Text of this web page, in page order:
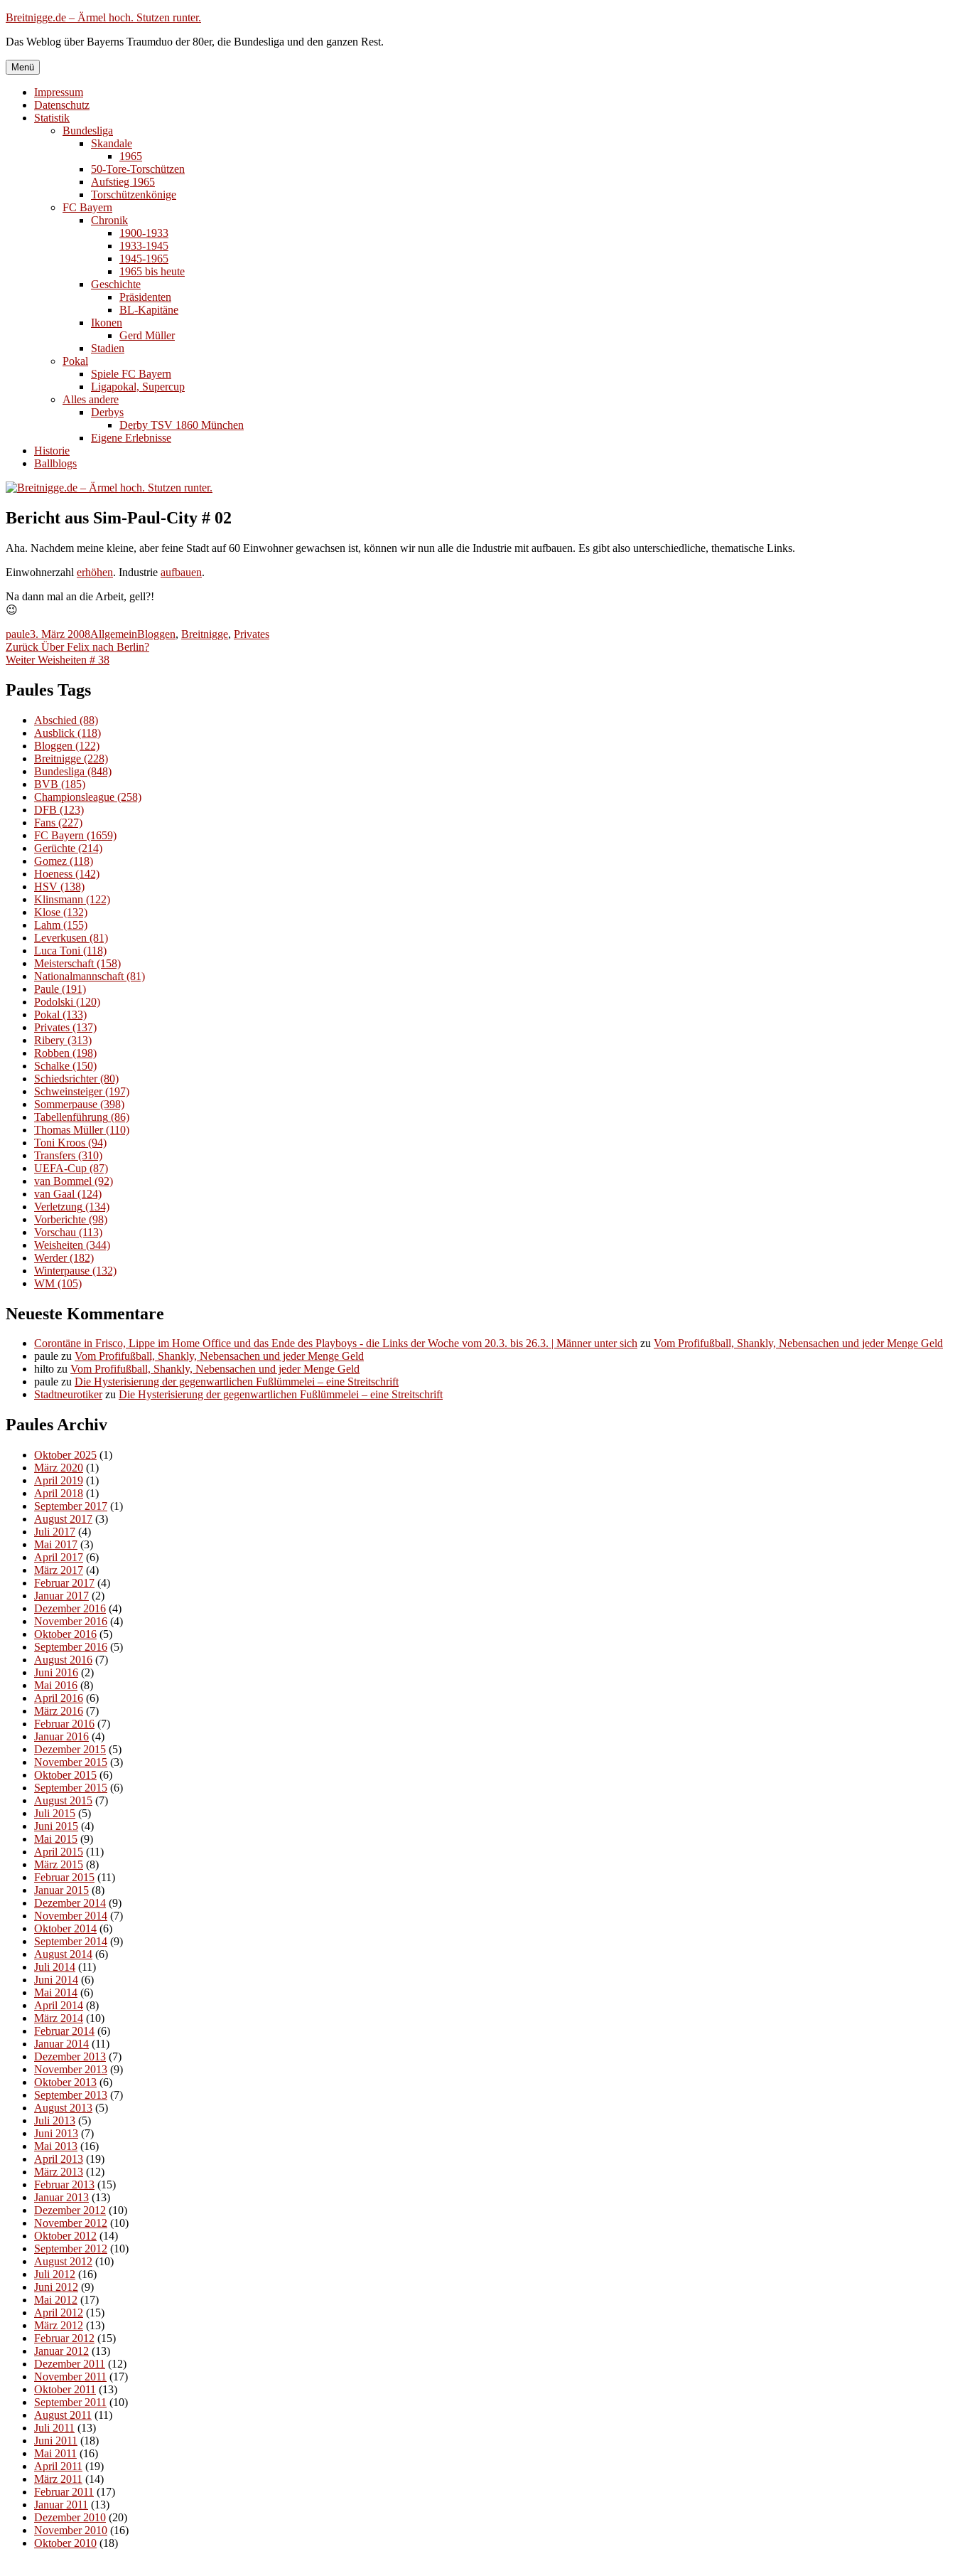
Zum
springen
Breitnigge.de – Ärmel hoch. Stutzen runter.
Das Weblog über Bayerns Traumduo der 80er, die Bundesliga und den ganzen Rest.
Menü
Impressum
Datenschutz
Statistik
Bundesliga
Skandale
1965
50-Tore-Torschützen
Aufstieg 1965
Torschützenkönige
FC Bayern
Chronik
1900-1933
1933-1945
1945-1965
1965 bis heute
Geschichte
Präsidenten
BL-Kapitäne
Ikonen
Gerd Müller
Stadien
Pokal
Spiele FC Bayern
Ligapokal, Supercup
Alles andere
Derbys
Derby TSV 1860 München
Eigene Erlebnisse
Historie
Ballblogs
Bericht aus Sim-Paul-City # 02
Aha. Nachdem meine kleine, aber feine Stadt auf 60 Einwohner gewachsen ist, können wir nun alle die Industrie mit aufbauen. Es gibt also unterschiedliche, thematische Links.
Einwohnerzahl erhöhen. Industrie aufbauen.
Na dann mal an die Arbeit, gell?!
😉
Autor
pauleVeröffentlicht
am
3. März 2008Kategorien
AllgemeinSchlagwörter
Bloggen, Breitnigge, Privates
Beitragsnavigation
Zurück Vorheriger
Beitrag:
Über Felix nach Berlin?
Weiter Nächster
Weisheiten # 38
Paules Tags
Abschied (88)
Ausblick (118)
Bloggen (122)
Breitnigge (228)
Bundesliga (848)
BVB (185)
Championsleague (258)
DFB (123)
Fans (227)
FC Bayern (1659)
Gerüchte (214)
Gomez (118)
Hoeness (142)
HSV (138)
Klinsmann (122)
Klose (132)
Lahm (155)
Leverkusen (81)
Luca Toni (118)
Meisterschaft (158)
Nationalmannschaft (81)
Paule (191)
Podolski (120)
Pokal (133)
Privates (137)
Ribery (313)
Robben (198)
Schalke (150)
Schiedsrichter(80)
Schweinsteiger(197)
Sommerpause (398)
Tabellenführung (86)
Thomas Müller(110)
Toni Kroos (94)
Transfers (310)
UEFA-Cup (87)
van Bommel (92)
van Gaal (124)
Verletzung (134)
Vorberichte (98)
Vorschau (113)
Weisheiten (344)
Werder(182)
Winterpause (132)
WM (105)
Neueste Kommentare
Corontäne in Frisco, Lippe im Home Office und das Ende des Playboys - die Links der Woche vom 20.3. bis 26.3. | Männer unter sich zu Vom Profifußball, Shankly, Nebensachen und jeder Menge Geld
paule zu Vom Profifußball, Shankly, Nebensachen und jeder Menge Geld
hilto zu Vom Profifußball, Shankly, Nebensachen und jeder Menge Geld
paule zu Die Hysterisierung der gegenwartlichen Fußlümmelei – eine Streitschrift
Stadtneurotikerzu Die Hysterisierung der gegenwartlichen Fußlümmelei – eine Streitschrift
Paules Archiv
Oktober 2025 (1)
März 2020 (1)
April 2019 (1)
April 2018 (1)
September 2017 (1)
August 2017 (3)
Juli 2017 (4)
Mai 2017 (3)
April 2017 (6)
März 2017 (4)
Februar 2017 (4)
Januar 2017 (2)
Dezember 2016 (4)
November 2016 (4)
Oktober 2016 (5)
September 2016 (5)
August 2016 (7)
Juni 2016 (2)
Mai 2016 (8)
April 2016 (6)
März 2016 (7)
Februar 2016 (7)
Januar 2016 (4)
Dezember 2015 (5)
November 2015 (3)
Oktober 2015 (6)
September 2015 (6)
August 2015 (7)
Juli 2015 (5)
Juni 2015 (4)
Mai 2015 (9)
April 2015 (11)
März 2015 (8)
Februar 2015 (11)
Januar 2015 (8)
Dezember 2014 (9)
November 2014 (7)
Oktober 2014 (6)
September 2014 (9)
August 2014 (6)
Juli 2014 (11)
Juni 2014 (6)
Mai 2014 (6)
April 2014 (8)
März 2014 (10)
Februar 2014 (6)
Januar 2014 (11)
Dezember 2013 (7)
November 2013 (9)
Oktober 2013 (6)
September 2013 (7)
August 2013 (5)
Juli 2013 (5)
Juni 2013 (7)
Mai 2013 (16)
April 2013 (19)
März 2013 (12)
Februar 2013 (15)
Januar 2013 (13)
Dezember 2012 (10)
November 2012 (10)
Oktober 2012 (14)
September 2012 (10)
August 2012 (10)
Juli 2012 (16)
Juni 2012 (9)
Mai 2012 (17)
April 2012 (15)
März 2012 (13)
Februar 2012 (15)
Januar 2012 (13)
Dezember 2011 (12)
November 2011 (17)
Oktober 2011 (13)
September 2011 (10)
August 2011 (11)
Juli 2011 (13)
Juni 2011 (18)
Mai 2011 (16)
April 2011 (19)
März 2011 (14)
Februar 2011 (17)
Januar 2011 (13)
Dezember 2010 (20)
November 2010 (16)
Oktober 2010 (18)